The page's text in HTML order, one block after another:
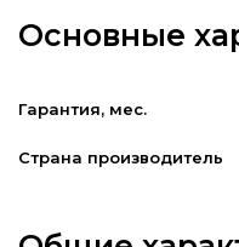
Основные
Гарантия, мес.
Страна производитель